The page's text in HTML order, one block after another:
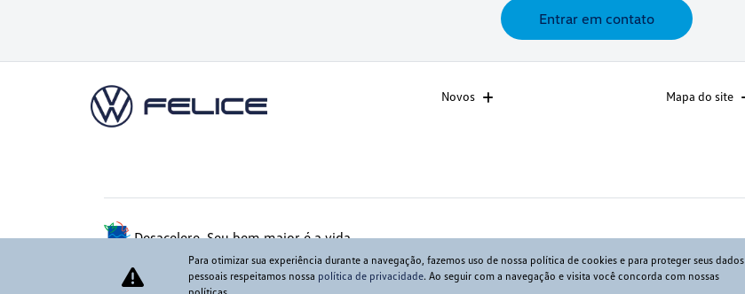
Entrar em contato
Novos Mapa do site
Desacelere. Seu bem maior é a vida.
Para otimizar sua experiência durante a navegação, fazemos uso de nossa política de cookies e para proteger seus dados
pessoais respeitamos nossa política de privacidade. Ao seguir com a navegação e visita você concorda com nossas